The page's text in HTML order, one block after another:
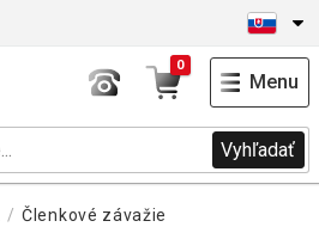
Vyhľadať
0
Menu
Členkové závažie